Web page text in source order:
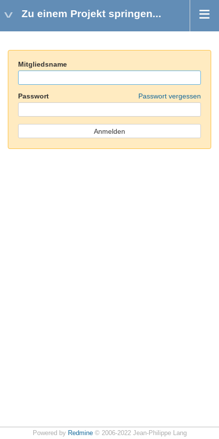
Zu einem Projekt springen...
Mitgliedsname
Passwort Passwort vergessen
Powered by Redmine© 2006-2022 Jean-Philippe Lang